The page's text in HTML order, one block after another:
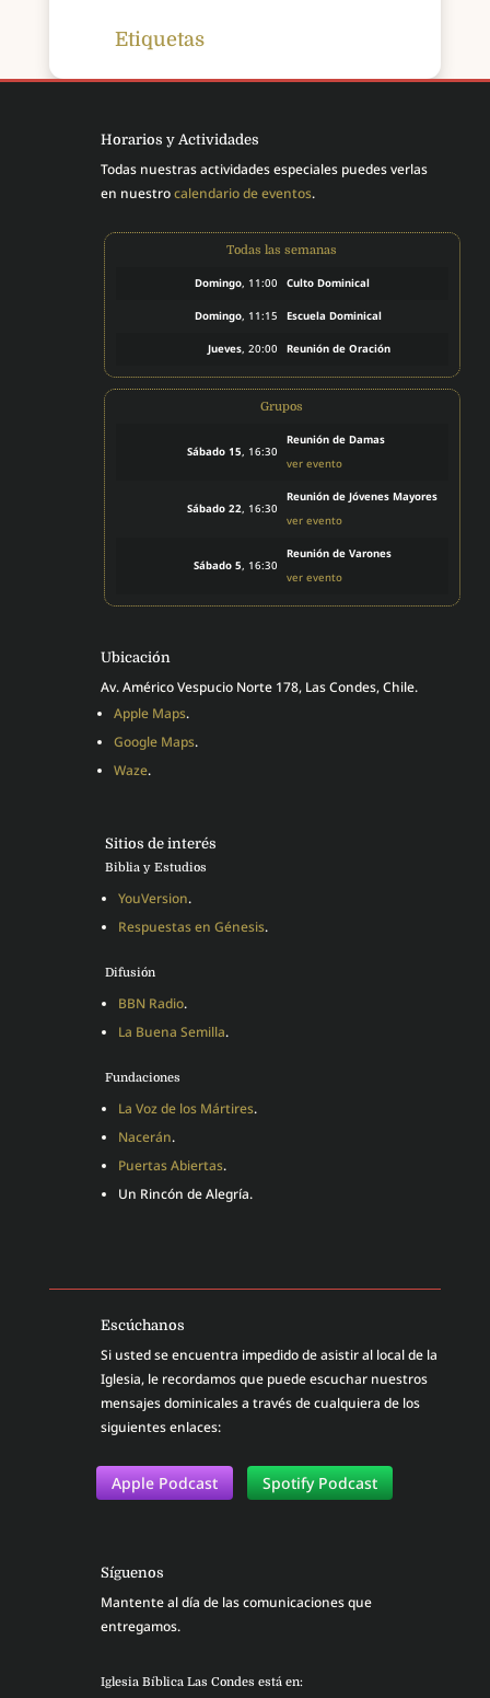
Etiquetas
Horarios y Actividades
Todas nuestras actividades especiales puedes verlas
en nuestrocalendario de eventos.
Todas las semanas
Domingo, 11:00 Culto Dominical
Domingo, 11:15 Escuela Dominical
Jueves, 20:00 Reunión de Oración
Grupos
Sábado 15, 16:30
Reunión de Damas
ver evento
Sábado 22, 16:30
Reunión de Jóvenes Mayores
ver evento
Sábado 5, 16:30
Reunión de Varones
ver evento
Ubicación
Av. Américo Vespucio Norte 178, Las Condes, Chile.
Apple Maps.
Google Maps.
Waze.
Sitios de interés
Biblia y Estudios
YouVersion.
Respuestas en Génesis.
Difusión
BBN Radio.
La Buena Semilla.
Fundaciones
La Voz de los Mártires.
Nacerán.
Puertas Abiertas.
Un Rincón de Alegría.
Escúchanos
Si usted se encuentra impedido de asistir al local de la
Iglesia, le recordamos que puede escuchar nuestros
mensajes dominicales a través de cualquiera de los
siguientes enlaces:
Apple Podcast Spotify Podcast
Síguenos
Mantente al día de las comunicaciones que
entregamos.
Iglesia Bíblica Las Condes está en: